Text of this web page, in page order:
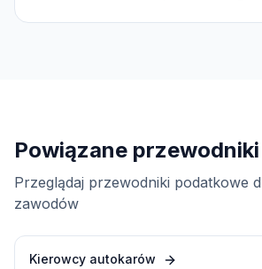
Powiązane przewodniki
Przeglądaj przewodniki podatkowe
zawodów
Kierowcy autokarów